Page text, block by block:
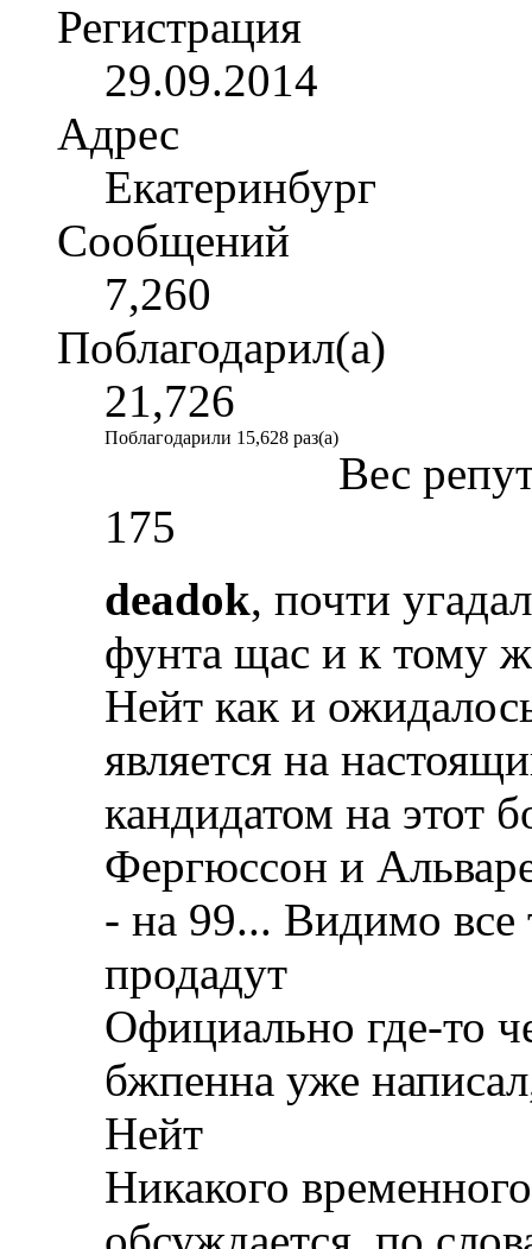
Регистрация
29.09.2014
Адрес
Екатеринбург
Сообщений
7,260
Поблагодарил(а)
21,726
Поблагодарили 15,628 раз(а)
Вес
175
deadok, почти
фунта щас и к тому
Нейт как и
является на
кандидатом на этот
Фергюссон и
- на 99... Видимо все
продадут
Официально где-то
бжпенна уже
Нейт
Никакого